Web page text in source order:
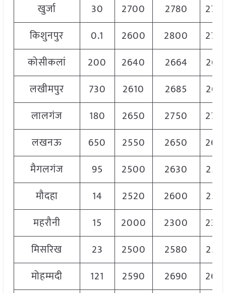
खुर्जा
30 2700 2780
किशुनपुर
0.1 2600 2800
कोसीकलां
200 2640 2664
लखीमपुर
730 2610 2685
लालगंज
180 2650 2750
लखनऊ
650 2550 2650
मैगलगंज
95 2500 2630
मौदहा
14 2520 2600
महरौनी
15 2000 2300
मिसरिख
23 2500 2580
मोहम्मदी
121 2590 2690